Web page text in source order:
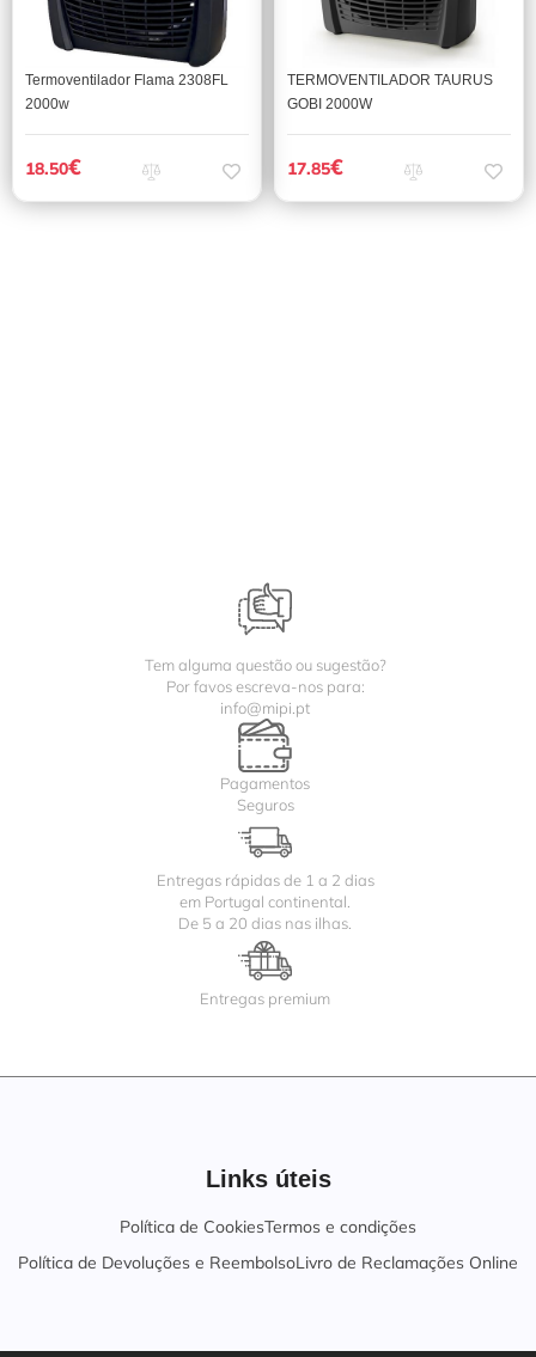
Termoventilador Flama 2308FL
2000w
18.50€
TERMOVENTILADOR TAURUS
GOBI 2000W
17.85€
Tem alguma questão ou sugestão?
Por favos escreva-nos para:
info@mipi.pt
Pagamentos
Seguros
Entregas rápidas de 1 a 2 dias
em Portugal continental.
De 5 a 20 dias nas ilhas.
Entregas premium
Links úteis
Política de CookiesTermos e condições
Política de Devoluções e ReembolsoLivro de Reclamações Online